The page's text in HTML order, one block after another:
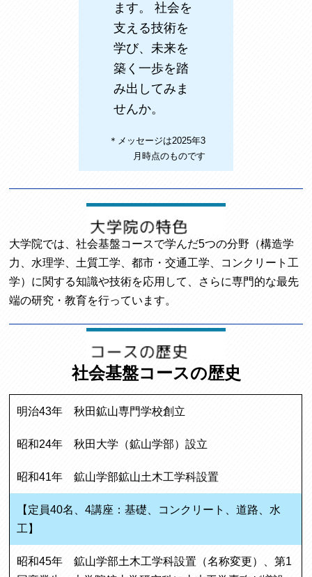
ます。 社会を
支える技術を
学び、未来を
築く一歩を踏
み出してみま
せんか。
＊メッセージは2025年3
月時点のものです
大学院では、社会基盤コースで学んだ5つの分野（構造学
力、水理学、土質工学、都市・交通工学、コンクリート工
学）に関する知識や技術を応用して、さらに専門的な最先
端の研究・教育を行っています。
社会基盤コースの歴史
明治43年 秋田鉱山専門学校創立
昭和24年 秋田大学（鉱山学部）設立
昭和41年 鉱山学部鉱山土木工学科設置
【定員40名、4講座：基礎、コンクリート、道路、水
工】
昭和45年 鉱山学部土木工学科設置（名称変更）、第1